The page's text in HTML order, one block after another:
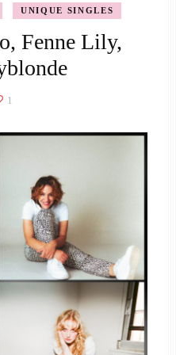
UNIQUE SINGLES
Fenne Lily,
1